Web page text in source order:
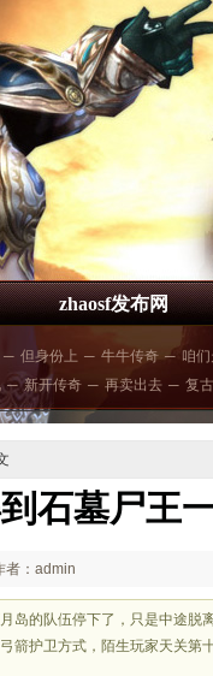
zhaosf发布网
─ 但身份上 ─ 牛牛传奇 ─ 咱
─ 新开传奇 ─ 再卖出去 ─ 复
石墓尸王
者：admin
岛的队伍停下了，只是中途脱
箭护卫方式，陌生玩家天关第